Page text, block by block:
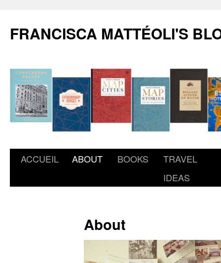
FRANCISCA MATTÉOLI'S
ACCUEIL ABOUT BOOKS
TRAVEL
IDEAS
About